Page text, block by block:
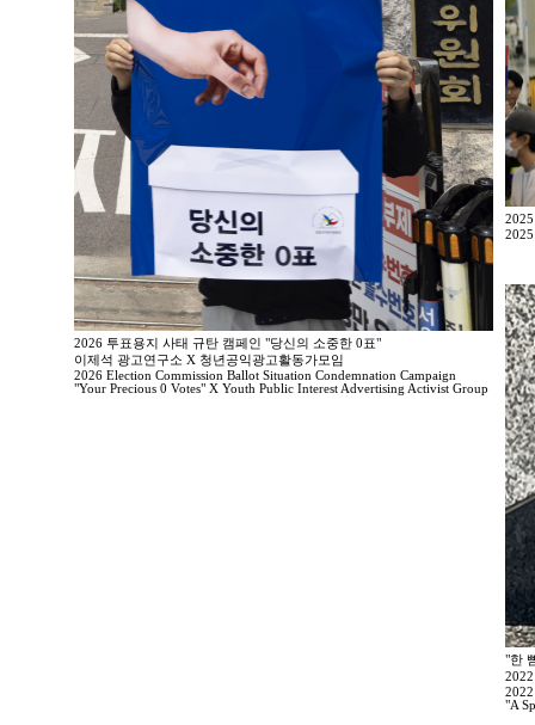
2026 투표용지 사태 규탄 캠페인 "당신의 소중한 0표"
이제석 광고연구소 X 청년공익광고활동가모임
2026 Election Commission Ballot Situation Condemnation Campaign
"Your Precious 0 Votes" X Youth Public Interest Advertising Activist Group
2025
"한
"A